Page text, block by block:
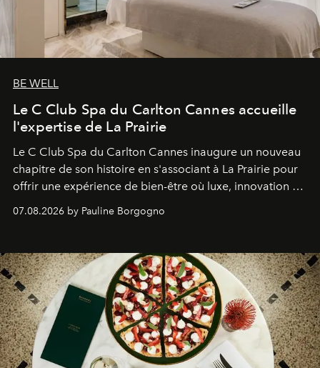
BE WELL
Le C Club Spa du Carlton Cannes accueille
l'expertise de La Prairie
Le C Club Spa du Carlton Cannes inaugure un nouveau
chapitre de son histoire en s'associant à La Prairie pour
offrir une expérience de bien-être où luxe, innovation et
07.08.2026 by Pauline Borgogno